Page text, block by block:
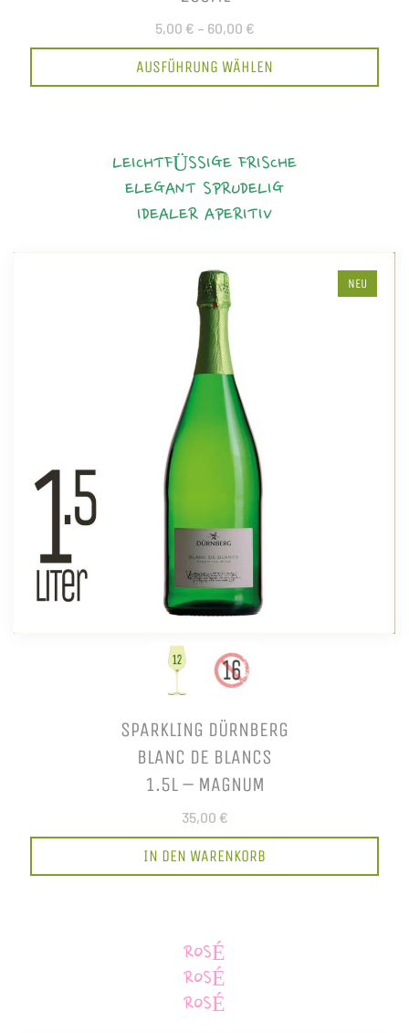
5,00 € – 60,00 €
AUSFÜHRUNG WÄHLEN
LEICHTFÜSSIGE FRISCHE
ELEGANT SPRUDELIG
IDEALER APERITIV
NEU
SPARKLING DÜRNBERG
BLANC DE BLANCS
1.5L – MAGNUM
35,00 €
IN DEN WARENKORB
ROSÉ
ROSÉ
ROSÉ